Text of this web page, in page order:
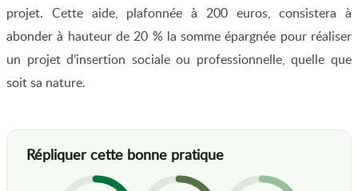
projet. Cette aide, plafonnée à 200 euros, consistera à
abonder à hauteur de 20 % la somme épargnée pour réaliser
un projet d’insertion sociale ou professionnelle, quelle que
soit sa nature.